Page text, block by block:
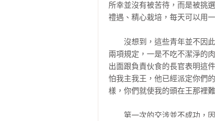
．步驟四、請信德的人陪伴　
．轉述事件的智慧 　　　　
．據實以報的轉述也可能造成
第八章 聖經人物談判示範
．但以理的取代法 　　　　　
所幸並沒有被苦待，而是被挑
禮遇、精心栽培，每天可以用
沒想到，這些青年並不因此
兩項規定，一是不吃不潔淨的
出面跟負責伙食的長官表明這
怕我主我王，他已經派定你們
樣，你們就使我的頭在王那裡
第一次的交涉並不成功，因